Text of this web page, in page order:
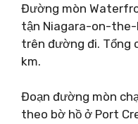
Đường mòn
tận Niagara-on-the-
trên đường đi. Tổng
km.
Đoạn đường mòn
theo bờ hồ ở Port